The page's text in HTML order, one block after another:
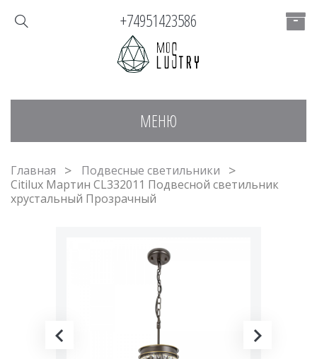
МЕНЮ
+74951423586
Главная
Подвесные светильники
Citilux Мартин CL332011 Подвесной светильник
хрустальный Прозрачный